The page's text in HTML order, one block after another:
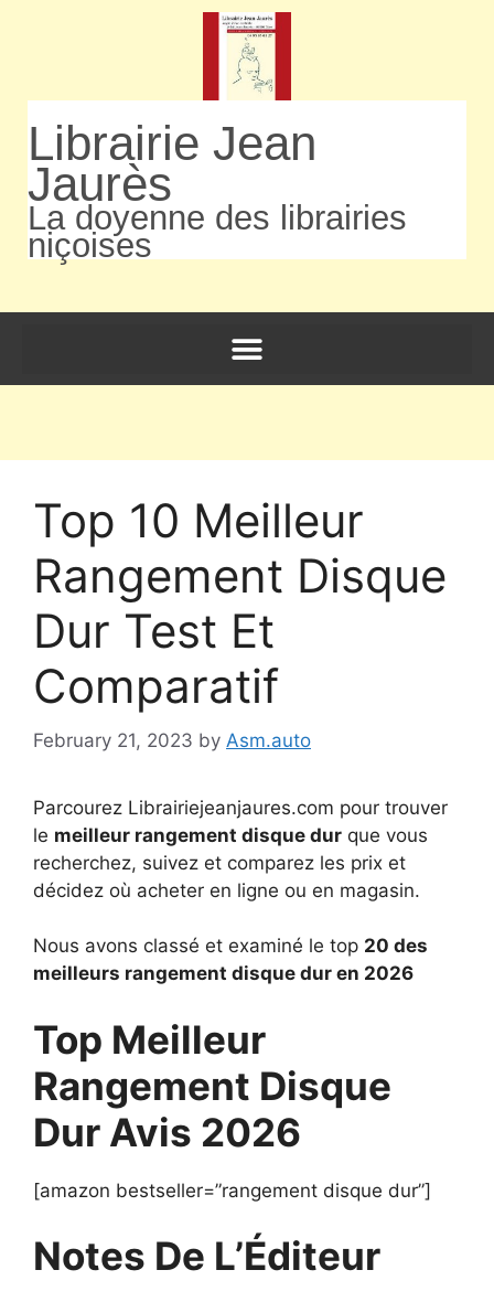
Librairie Jean
Jaurès
La doyenne des librairies
niçoises
Top 10 Meilleur
Rangement Disque
Dur Test Et
Comparatif
February 21, 2023 by Asm.auto
Parcourez Librairiejeanjaures.com pour trouver
le meilleur rangement disque dur que vous
recherchez, suivez et comparez les prix et
décidez où acheter en ligne ou en magasin.
Nous avons classé et examiné le top 20 des
meilleurs rangement disque dur en 2026
Top Meilleur
Rangement Disque
Dur Avis 2026
[amazon bestseller=”rangement disque dur”]
Notes De L’Éditeur